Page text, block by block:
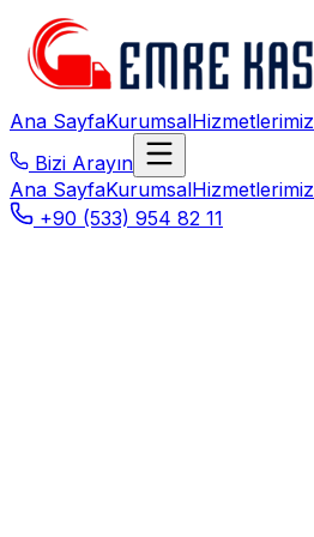
Ana SayfaKurumsalHizmetlerimiz
Bizi Arayın
Ana SayfaKurumsalHizmetlerimiz
+90 (533) 954 82 11